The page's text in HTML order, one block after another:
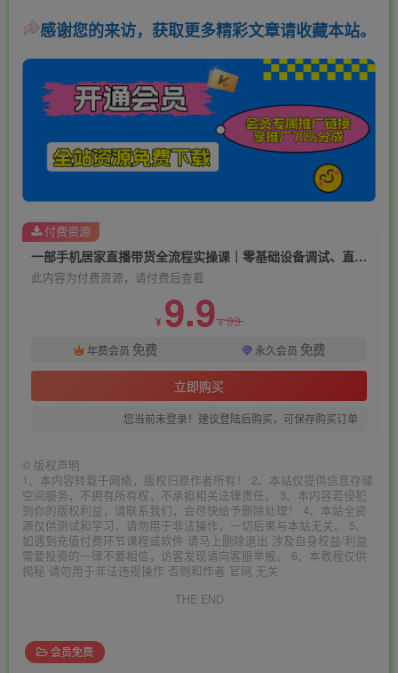
感谢您的来访，获取更多精彩文章请收藏本站。
一部手机居家直播带货全流程实操课｜零基础设备调试、直播间搭建、音频氛围、开播设置、转化成交全套落地教程
此内容为付费资源，请付费后查看
¥ 9.9¥99
年费会员 免费 永久会员 免费
立即购买
您当前未登录！建议登陆后购买，可保存购买订单
付费资源
© 版权声明
1、本内容转载于网络，版权归原作者所有！ 2、本站仅提供信息存储
空间服务，不拥有所有权，不承担相关法律责任。 3、本内容若侵犯
到你的版权利益，请联系我们，会尽快给予删除处理！ 4、本站全资
源仅供测试和学习，请勿用于非法操作，一切后果与本站无关。 5、
如遇到充值付费环节课程或软件 请马上删除退出 涉及自身权益/利益
需要投资的一律不要相信，访客发现请向客服举报。 6、本教程仅供
揭秘 请勿用于非法违规操作 否则和作者 官网 无关
THE END
会员免费